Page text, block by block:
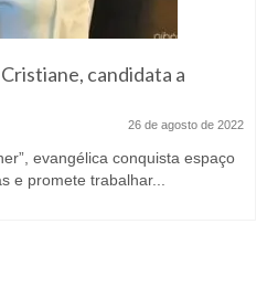
candidata a
26 de agosto de 2022
evangélica conquista espaço
e promete trabalhar...